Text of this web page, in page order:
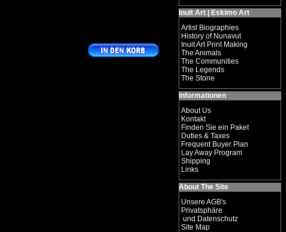
Inuit Art | Eskimo Art
Artist Biographies
History of Nunavut
Inuit Art Print Making
The Animals
The Communities
The Legends
The Stone
Informationen
About Us
Kontakt
Finden Sie ein Paket
Duties & Taxes
Frequent Buyer Plan
Lay Away Program
Shipping
Links
About The Site
Unsere AGB's
Privatsphäre
und Datenschutz
Site Map